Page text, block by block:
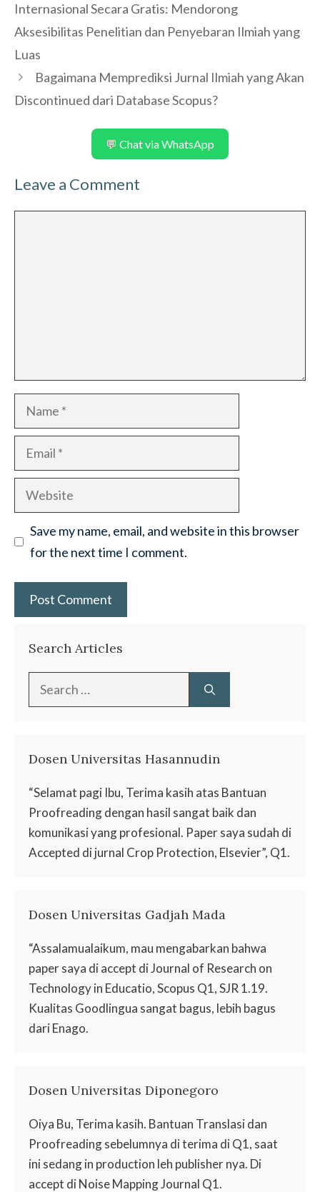
Internasional Secara Gratis: Mendorong
Aksesibilitas Penelitian dan Penyebaran Ilmiah yang
Luas
Bagaimana Memprediksi Jurnal Ilmiah yang Akan
Discontinued dari Database Scopus?
💬 Chat via WhatsApp
Leave a Comment
Name
Email
Website
Save my name, email, and website in this browser
for the next time I comment.
Search Articles
Dosen Universitas Hasannudin
“Selamat pagi Ibu, Terima kasih atas Bantuan
Proofreading dengan hasil sangat baik dan
komunikasi yang profesional. Paper saya sudah di
Accepted di jurnal Crop Protection, Elsevier”, Q1.
Dosen Universitas Gadjah Mada
“Assalamualaikum, mau mengabarkan bahwa
paper saya di accept di Journal of Research on
Technology in Educatio, Scopus Q1, SJR 1.19.
Kualitas Goodlingua sangat bagus, lebih bagus
dari Enago.
Dosen Universitas Diponegoro
Oiya Bu, Terima kasih. Bantuan Translasi dan
Proofreading sebelumnya di terima di Q1, saat
ini sedang in production leh publisher nya. Di
accept di Noise Mapping Journal Q1.